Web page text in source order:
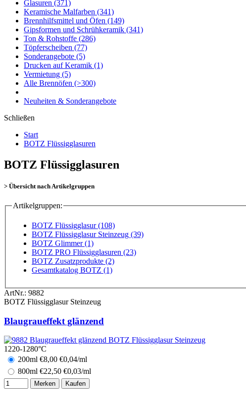
Glasuren (371)
Keramische Malfarben (341)
Brennhilfsmittel und Öfen (149)
Gipsformen und Schrühkeramik (341)
Ton & Rohstoffe (286)
Töpferscheiben (77)
Sonderangebote (5)
Drucken auf Keramik (1)
Vermietung (5)
Alle Brennöfen (>300)
Neuheiten & Sonderangebote
Schließen
Start
BOTZ Flüssigglasuren
BOTZ Flüssigglasuren
> Übersicht nach Artikelgruppen
Artikelgruppen:
BOTZ Flüssigglasur (108)
BOTZ Flüssigglasur Steinzeug (39)
BOTZ Glimmer (1)
BOTZ PRO Flüssigglasuren (23)
BOTZ Zusatzprodukte (2)
Gesamtkatalog BOTZ (1)
ArtNr.: 9882
BOTZ Flüssigglasur Steinzeug
Blaugraueffekt glänzend
1220-1280°C
200ml €8,00 €0,04/ml
800ml €22,50 €0,03/ml
Merken Kaufen